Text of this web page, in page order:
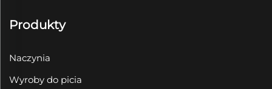
Produkty
Naczynia
Wyroby do picia